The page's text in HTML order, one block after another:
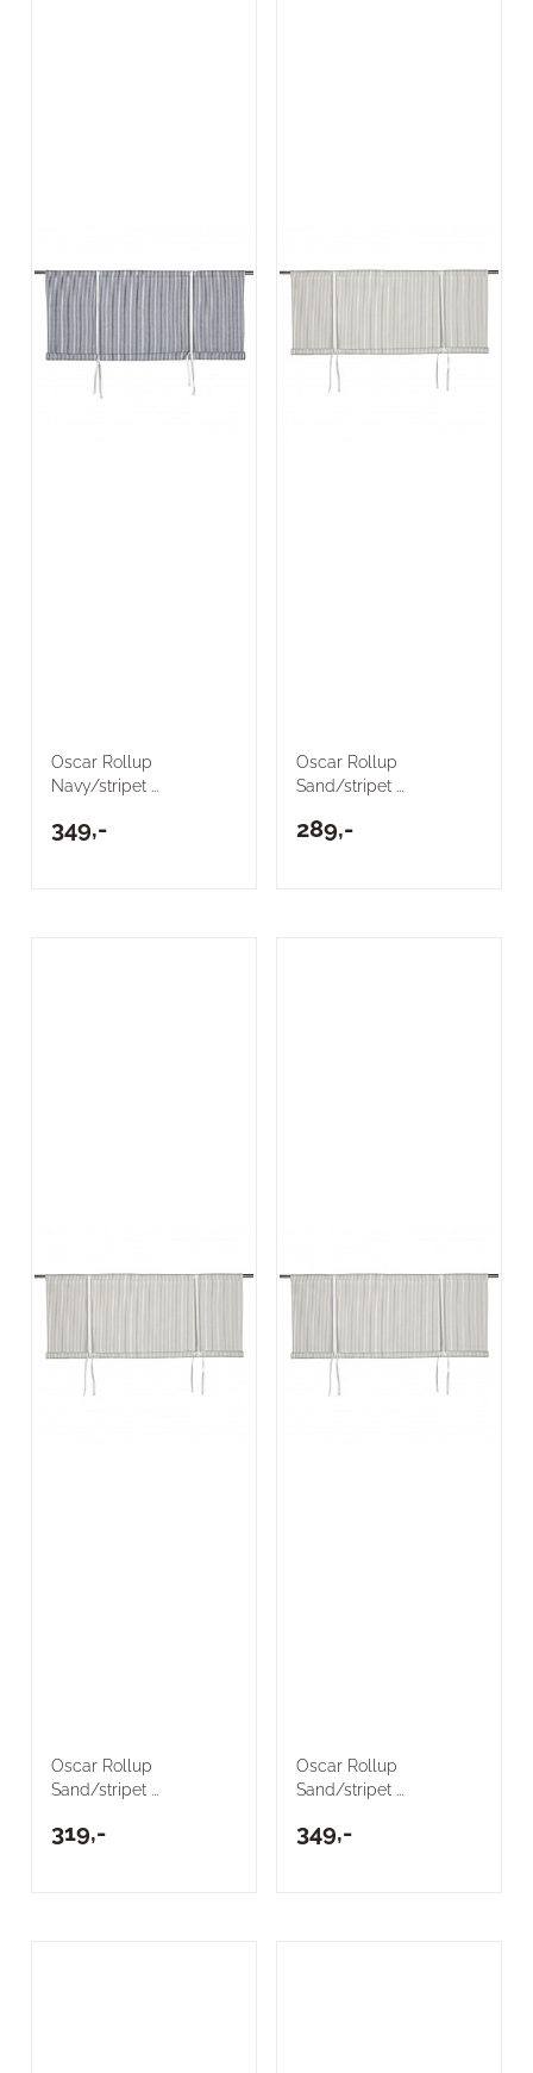
Oscar Rollup
Navy/stripet ...
349,-
Oscar Rollup
Sand/stripet ...
289,-
Oscar Rollup
Sand/stripet ...
319,-
Oscar Rollup
Sand/stripet ...
349,-